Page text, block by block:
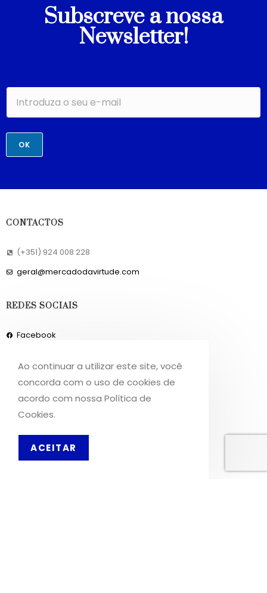
Subscreve a nossa
Newsletter!
OK
CONTACTOS
(+351) 924 008 228
geral@mercadodavirtude.com
REDES SOCIAIS
Facebook
INFORMAÇÕES
Sobre Nós
Livro de Reclamações
PT
Ao continuar a utilizar este site, você
concorda com o uso de cookies de
acordo com nossa Política de
Cookies.
ACEITAR